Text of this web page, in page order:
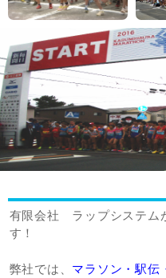
有限会社 ラップシステム
す！
弊社では、 マラソン・駅伝